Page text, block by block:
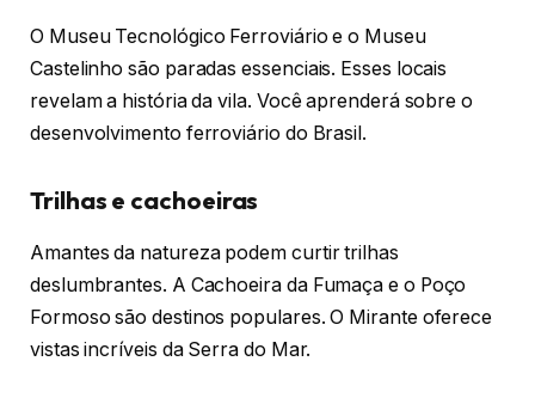
O Museu Tecnológico Ferroviário e o Museu
Castelinho são paradas essenciais. Esses locais
revelam a história da vila. Você aprenderá sobre o
desenvolvimento ferroviário do Brasil.
Trilhas e cachoeiras
Amantes da natureza podem curtir trilhas
deslumbrantes. A Cachoeira da Fumaça e o Poço
Formoso são destinos populares. O Mirante oferece
vistas incríveis da Serra do Mar.